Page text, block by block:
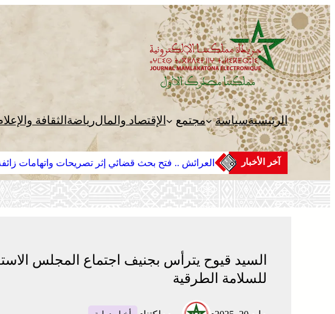
تخطى
إلى
المحتوى
الرئيسيةسياسة مجتمع الإقتصاد والمالرياضة الثقافة
آخر الأخبار العرائش .. فتح بحث قضائي إثر تصريحات واتهامات
السيد قيوح يترأس بجنيف اجتماع المجلس
للسلامة الطرقية